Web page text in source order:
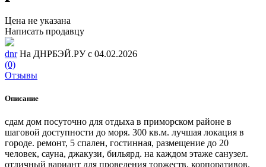
Цена не указана
Написать продавцу
dnr На ДНРБЭЙ.РУ с 04.02.2026
(0)
Отзывы
Описание
сдам дом посуточно для отдыха в приморском районе в
шаговой доступности до моря. 300 кв.м. лучшая локация в
городе. ремонт, 5 спален, гостинная, размещение до 20
человек, сауна, джакузи, бильярд. на каждом этаже санузел.
отличный вариант для проведения торжеств, корпоративов.